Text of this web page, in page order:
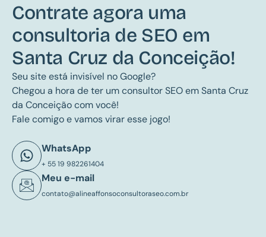
Contrate agora uma
consultoria de SEO em
Santa Cruz da Conceição!
Seu site está invisível no Google?
Chegou a hora de ter um consultor SEO em Santa Cruz
da Conceição com você!
Fale comigo e vamos virar esse jogo!
WhatsApp
+ 55 19 982261404
Meu e-mail
contato@alineaffonsoconsultoraseo.com.br